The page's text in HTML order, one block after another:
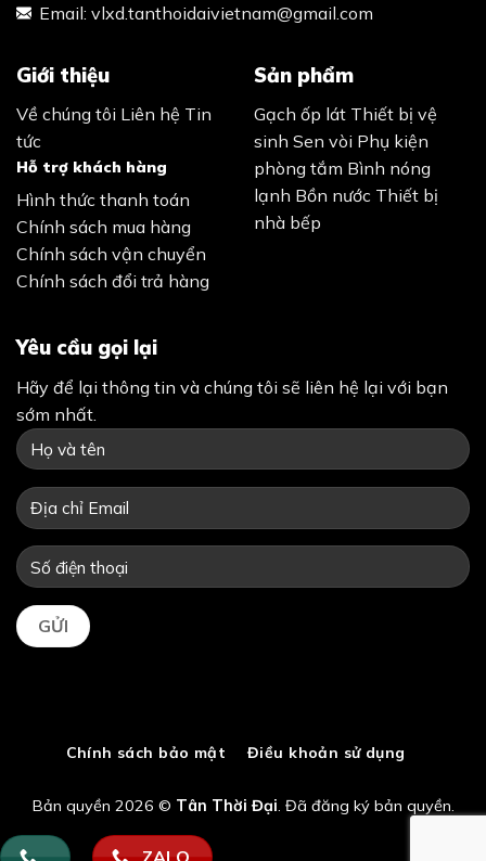
Email: vlxd.tanthoidaivietnam@gmail.com
Giới thiệu
Về chúng tôi Liên hệ Tin
tức
Hỗ trợ khách hàng
Hình thức thanh toán
Chính sách mua hàng
Chính sách vận chuyển
Chính sách đổi trả hàng
Sản phẩm
Gạch ốp lát Thiết bị vệ
sinh Sen vòi Phụ kiện
phòng tắm Bình nóng
lạnh Bồn nước Thiết bị
nhà bếp
Yêu cầu gọi lại
Hãy để lại thông tin và chúng tôi sẽ liên hệ lại với bạn
sớm nhất.
Chính sách bảo mật Điều khoản sử dụng
Bản quyền 2026 © Tân Thời Đại. Đã đăng ký bản quyền.